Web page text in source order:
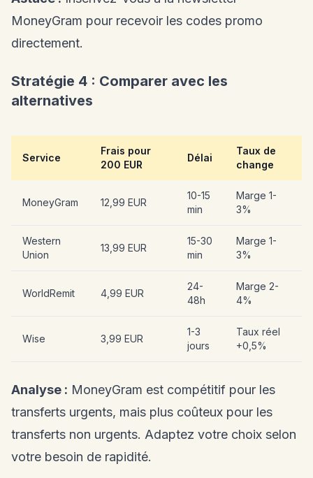
MoneyGram pour recevoir les codes promo
directement.
Stratégie 4 : Comparer avec les
alternatives
Service
Frais pour
200 EUR
Délai
Taux de
change
MoneyGram 12,99 EUR
10-15
min
Marge 1-
3%
Western
Union
13,99 EUR
15-30
min
Marge 1-
3%
WorldRemit 4,99 EUR
24-
48h
Marge 2-
4%
Wise 3,99 EUR
1-3
jours
Taux réel
+0,5%
Analyse : MoneyGram est compétitif pour les
transferts urgents, mais plus coûteux pour les
transferts non urgents. Adaptez votre choix selon
votre besoin de rapidité.